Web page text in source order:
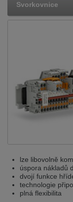
Svorkovnice
lze libovolně
úspora nákladů
dvojí funkce
technologie
plná flexibilita